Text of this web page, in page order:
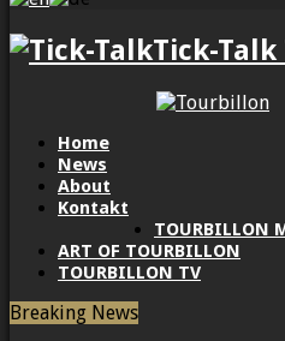
Tick-
Home
News
About
Kontakt
TOURBILLON
ART OF TOURBILLON
TOURBILLON TV
Breaking News